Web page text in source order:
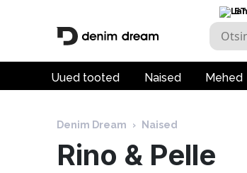
ET
Uued tooted Naised Mehed
Denim Dream › Naised
Rino & Pelle